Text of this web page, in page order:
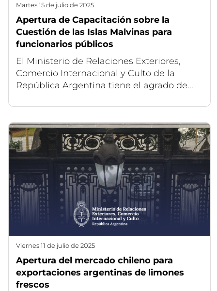
martes 15 de julio de 2025
Apertura de Capacitación sobre la
Cuestión de las Islas Malvinas para
funcionarios públicos
El Ministerio de Relaciones Exteriores,
Comercio Internacional y Culto de la
República Argentina tiene el agrado de...
viernes 11 de julio de 2025
Apertura del mercado chileno para
exportaciones argentinas de limones
frescos